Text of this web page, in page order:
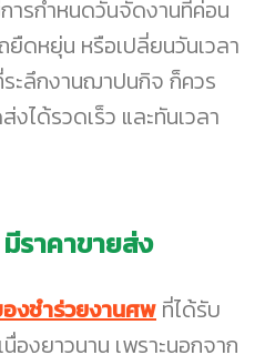
ารกำหนดวันจัดงานที่ค่อน
ยืดหยุ่น หรือเปลี่ยนวันเวลา
ะลึกงานฌาปนกิจ ก็ควร
ได้รวดเร็ว และทันเวลา
ราคาขายส่ง
งชำร่วยงานศพ ที่ได้รับ
องยาวนาน เพราะนอกจาก